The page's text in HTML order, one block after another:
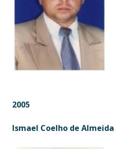
2005
Ismael Coelho de Almeida